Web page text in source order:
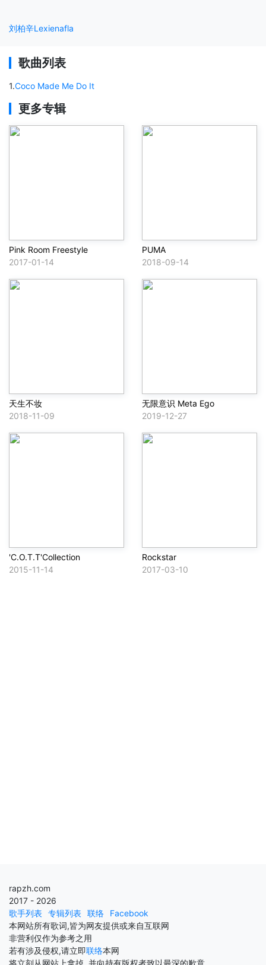
刘柏辛Lexienafla
歌曲列表
1.Coco Made Me Do It
更多专辑
Pink Room Freestyle
2017-01-14
PUMA
2018-09-14
天生不妆
2018-11-09
无限意识 Meta Ego
2019-12-27
'C.O.T.T'Collection
2015-11-14
Rockstar
2017-03-10
rapzh.com
2017 - 2026
歌手列表 专辑列表 联络
Facebook
本网站所有歌词,皆为网友提供或来自互联网
非营利仅作为参考之用
若有涉及侵权,请立即联络本网
将立刻从网站上拿掉, 并向持有版权者致以最深的歉意